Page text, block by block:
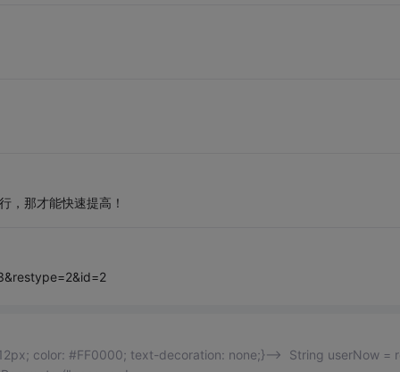
，那才能快速提高！
color: #FF0000; text-decoration: none;}--> String userNow =